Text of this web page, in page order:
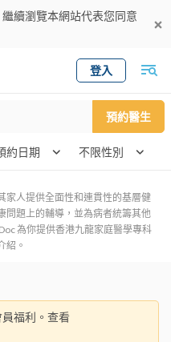
續瀏覽本網站代表您同意
登入
預約醫生
約日期
家人提供全面性和連貫性的基層健
問題上的輔導，並為病者統籌其他
為你提供香港九龍家庭醫學專科
紹。
福利。查看